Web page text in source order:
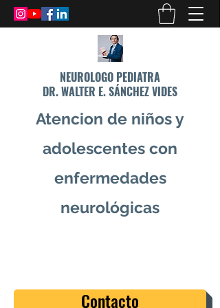
NEUROLOGO PEDIATRA
DR. WALTER E. SÁNCHEZ VIDES
Atencion de niños y
adolescentes con
enfermedades
neurológicas
Contacto